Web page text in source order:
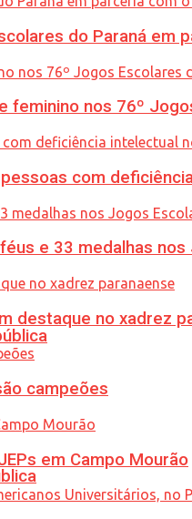
do Paraná em
nos 76º
com
e 33 medalhas
destaque no xadrez
campeões
em Campo Mourão